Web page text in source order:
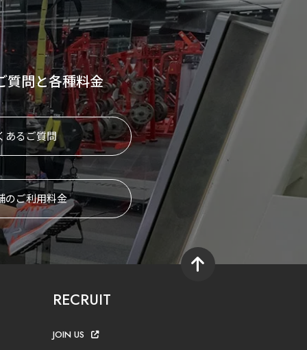
質問と各種料金
あるご質問
のご利用料金
RECRUIT
JOIN US